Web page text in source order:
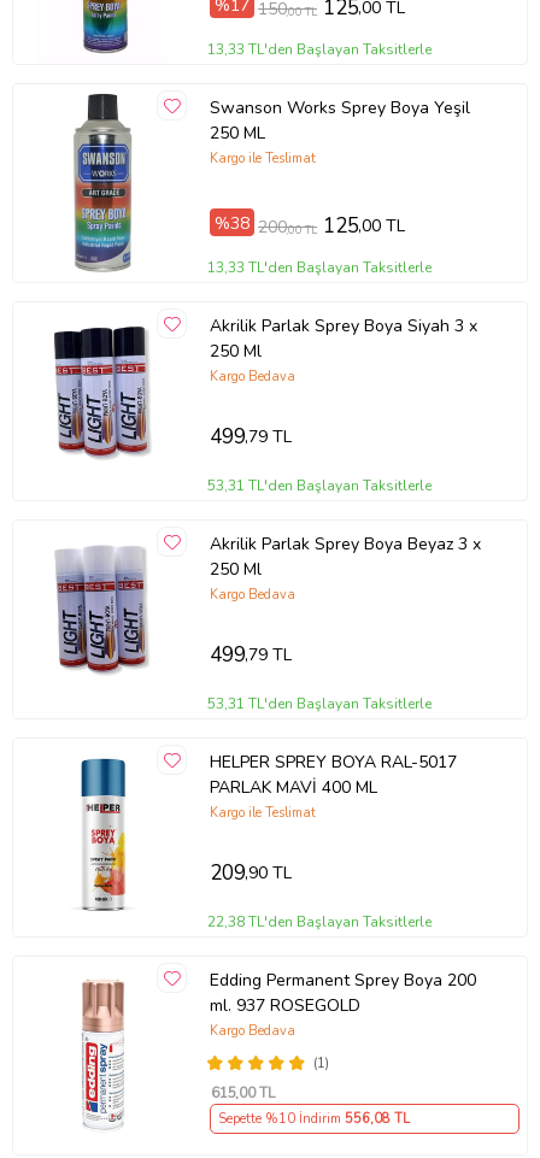
%17 150,00 TL 125,00 TL
13,33 TL'den Başlayan Taksitlerle
Swanson Works Sprey Boya Yeşil
250 ML
Kargo ile Teslimat
%38 200,00 TL 125,00 TL
13,33 TL'den Başlayan Taksitlerle
Akrilik Parlak Sprey Boya Siyah 3 x
250 Ml
Kargo Bedava
499,79 TL
53,31 TL'den Başlayan Taksitlerle
Akrilik Parlak Sprey Boya Beyaz 3 x
250 Ml
Kargo Bedava
499,79 TL
53,31 TL'den Başlayan Taksitlerle
HELPER SPREY BOYA RAL-5017
PARLAK MAVİ 400 ML
Kargo ile Teslimat
209,90 TL
22,38 TL'den Başlayan Taksitlerle
Edding Permanent Sprey Boya 200
ml. 937 ROSEGOLD
(1)
Kargo Bedava
615,00 TL
Sepette %10 İndirim 556,08 TL